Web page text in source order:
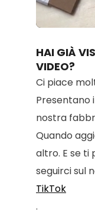
HAI GIÀ
VIDEO?
Ci piace
Presentano
nostra
Quando
altro. E se ti
seguirci sul
TikTok
.